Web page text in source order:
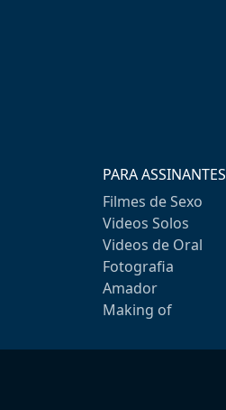
PARA ASSINANTES
Filmes de Sexo
Videos Solos
Videos de Oral
Fotografia
Amador
Making of